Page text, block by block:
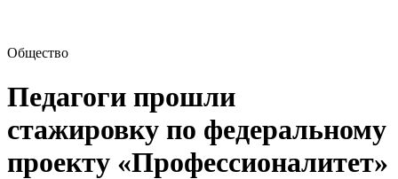
Общество
Педагоги прошли
стажировку по федеральному
проекту «Профессионалитет»